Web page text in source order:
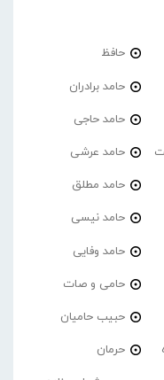
حافظ
حامد برادران
حامد حاجی
حامد عرشی
حامد مطلق
حامد نیسی
حامد وفایی
حامی و صات
حبیب حامیان
حرمان